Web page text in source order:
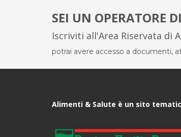
SEI UN OPERATORE
Iscriviti all'Area Riservata di
potrai avere accesso a documenti,
Alimenti & Salute è un sito